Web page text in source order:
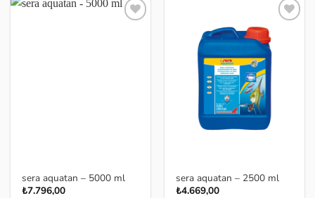
sera aquatan – 5000 ml
₺7.796,00
Favoriye
sera aquatan – 2500 ml
₺4.669,00